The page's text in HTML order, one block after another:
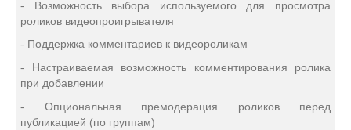
- Возможность выбора используемого для просмотра
роликов видеопроигрывателя
- Поддержка комментариев к видеороликам
- Настраиваемая возможность комментирования ролика
при добавлении
- Опциональная премодерация роликов перед
публикацией (по группам)